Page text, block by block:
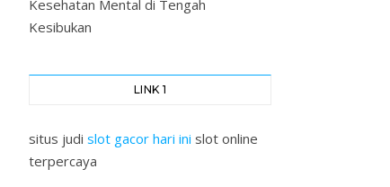
Kesehatan Mental di Tengah
Kesibukan
LINK 1
situs judi slot gacor hari ini slot online
terpercaya